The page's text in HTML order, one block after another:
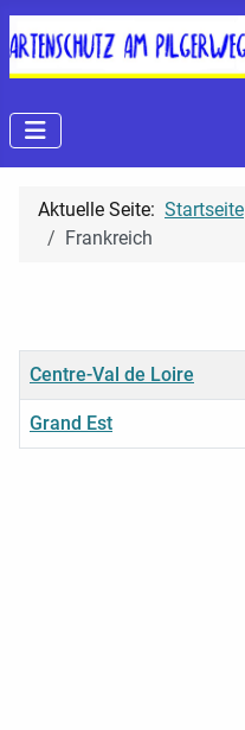
Aktuelle Seite: Startseite
Frankreich
Titel
Centre-Val de Loire
Grand Est